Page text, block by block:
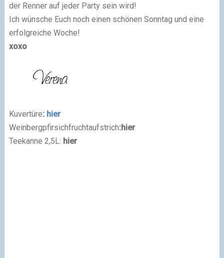
der Renner auf jeder Party sein wird!
Ich wünsche Euch noch einen schönen Sonntag und eine
erfolgreiche Woche!
xoxo
Kuvertüre:hier
Weinbergpfirsichfruchtaufstrich:hier
Teekanne 2,5L: hier